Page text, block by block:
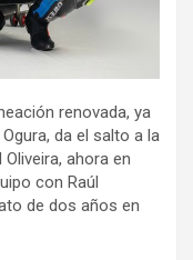
renovada, ya
da el salto a la
ahora en
con Raúl
de dos años en